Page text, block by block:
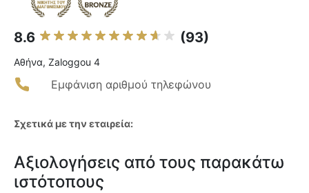
8.6 (93)
Αθήνα, Zaloggou 4
Εμφάνιση αριθμού τηλεφώνου
Σχετικά με την εταιρεία:
Αξιολογήσεις από τους παρακάτω
ιστότοπους